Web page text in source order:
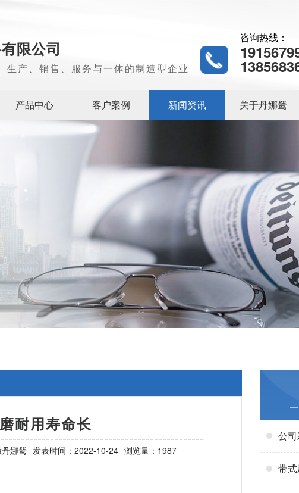
限公司
生产、销售、服务与一体的制造型企业
咨询热线：
产品中心 客户案例 新闻资讯 关于丹娜鸶
耐用寿命长
娜鸶 发表时间：2022-10-24 浏览量：1987
—
公
带